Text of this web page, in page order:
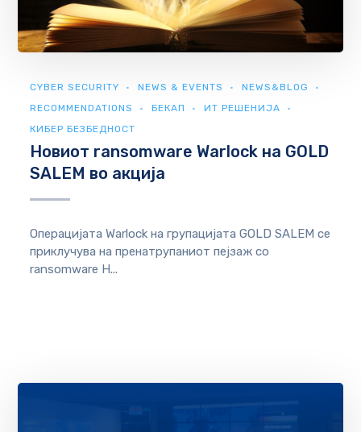
CYBER SECURITY NEWS & EVENTS
NEWS&BLOG
RECOMMENDATIONS
БЕКАП
ИТ РЕШЕНИЈА
КИБЕР БЕЗБЕДНОСТ
Новиот ransomware Warlock на GOLD
SALEM во акција
Операцијата Warlock на групацијата GOLD SALEM се
приклучува на пренатрупаниот пејзаж со
ransomware Н...